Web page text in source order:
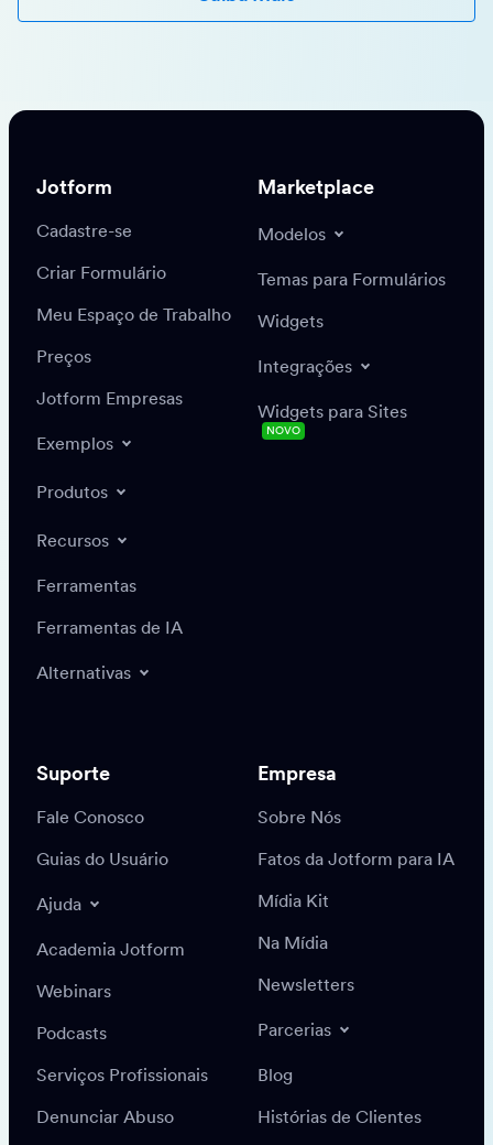
Jotform
Cadastre-se
Criar Formulário
Meu Espaço de Trabalho
Preços
Jotform Empresas
Exemplos
Produtos
Recursos
Ferramentas
Ferramentas de IA
Alternativas
Marketplace
Modelos
Temas para Formulários
Widgets
Integrações
Widgets para Sites
NOVO
Suporte
Fale Conosco
Guias do Usuário
Ajuda
Academia Jotform
Webinars
Podcasts
Serviços Profissionais
Denunciar Abuso
Empresa
Sobre Nós
Fatos da Jotform para IA
Mídia Kit
Na Mídia
Newsletters
Parcerias
Blog
Histórias de Clientes